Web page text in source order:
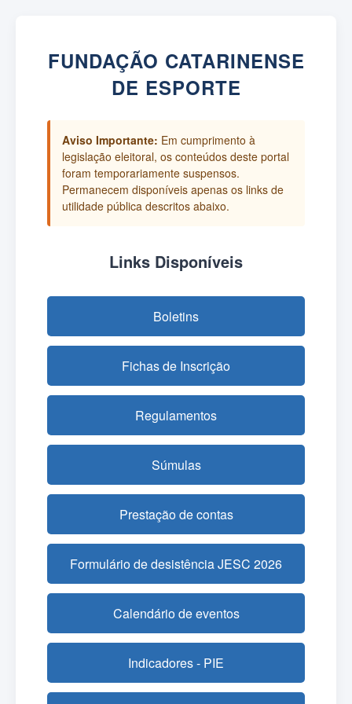
FUNDAÇÃO CATARINENSE
DE ESPORTE
Aviso Importante: Em cumprimento à
legislação eleitoral, os conteúdos deste portal
foram temporariamente suspensos.
Permanecem disponíveis apenas os links de
utilidade pública descritos abaixo.
Links Disponíveis
Boletins
Fichas de Inscrição
Regulamentos
Súmulas
Prestação de contas
Formulário de desistência JESC 2026
Calendário de eventos
Indicadores - PIE